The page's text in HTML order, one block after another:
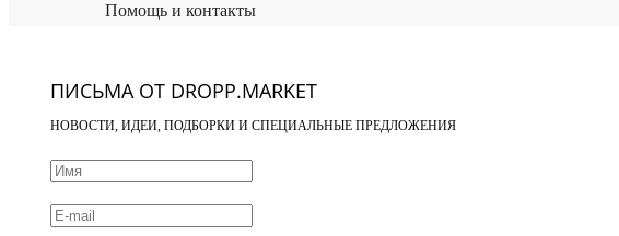
Помощь и контакты
ПИСЬМА ОТ DROPP.MARKET
НОВОСТИ, ИДЕИ, ПОДБОРКИ И СПЕЦИАЛЬНЫЕ ПРЕДЛОЖЕНИЯ